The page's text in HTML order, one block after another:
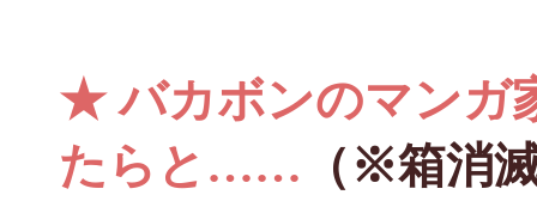
★ バカボンのマンガ
たらと…… （※箱消